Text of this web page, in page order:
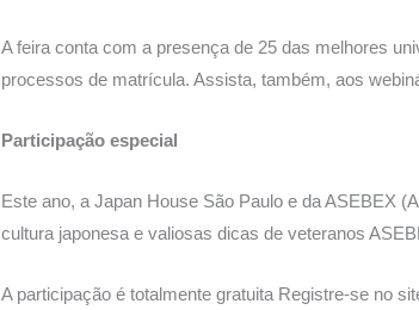
A feira conta com a presença de 25 das melhores
processos de matrícula. Assista, também, aos
Participação especial
Este ano, a Japan House São Paulo e da ASEBEX
cultura japonesa e valiosas dicas de veteranos
A participação é totalmente gratuita Registre-se no